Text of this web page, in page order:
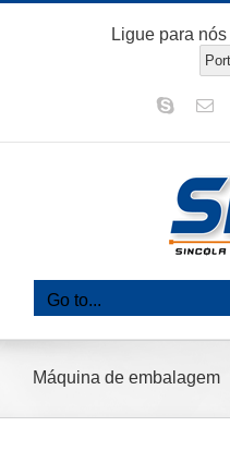
Ligue para nós
SkypeE-
Go to...
Máquina de embalagem